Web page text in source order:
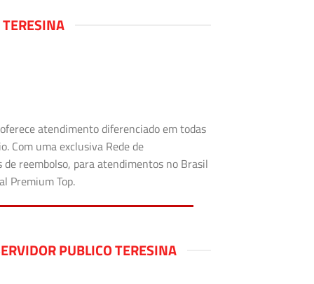
atendimento diferenciado em todas
Com uma exclusiva Rede de
de reembolso, para atendimentos no Brasil
Premium Top.
PUBLICO TERESINA